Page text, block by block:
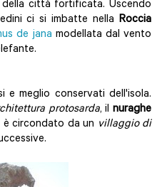
città fortificata. Uscendo
ci si imbatte nellaRoccia
de jana modellata dal vento
e meglio conservati dell'isola.
protosarda, ilnuraghe
circondato da un villaggio di